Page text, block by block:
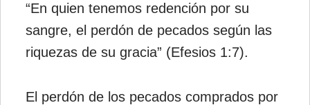
“En quien tenemos redención por su
sangre, el perdón de pecados según las
riquezas de su gracia” (Efesios 1:7).
El perdón de los pecados comprados por